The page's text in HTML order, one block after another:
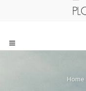
Home